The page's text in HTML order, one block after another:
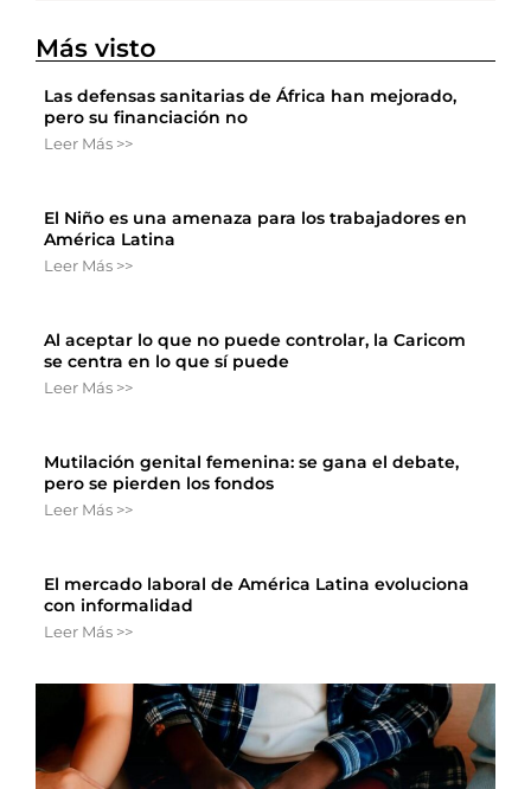
Más visto
Las defensas sanitarias de África han mejorado,
pero su financiación no
Leer Más >>
El Niño es una amenaza para los trabajadores en
América Latina
Leer Más >>
Al aceptar lo que no puede controlar, la Caricom
se centra en lo que sí puede
Leer Más >>
Mutilación genital femenina: se gana el debate,
pero se pierden los fondos
Leer Más >>
El mercado laboral de América Latina evoluciona
con informalidad
Leer Más >>